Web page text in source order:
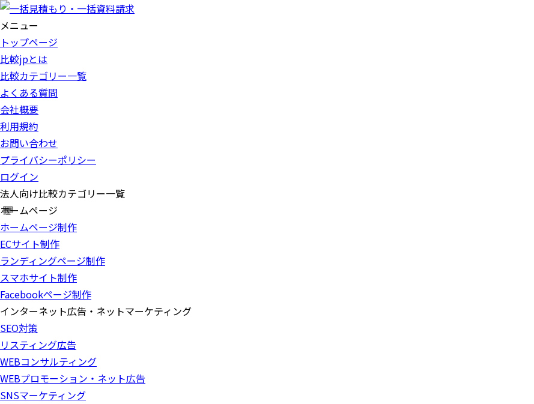
メニュー
トップページ
比較jpとは
比較カテゴリー一覧
よくある質問
会社概要
利用規約
お問い合わせ
プライバシーポリシー
ログイン
法人向け比較カテゴリー一覧
ホームページ
ホームページ制作
ECサイト制作
ランディングページ制作
スマホサイト制作
Facebookページ制作
インターネット広告・ネットマーケティング
SEO対策
リスティング広告
WEBコンサルティング
WEBプロモーション・ネット広告
SNSマーケティング